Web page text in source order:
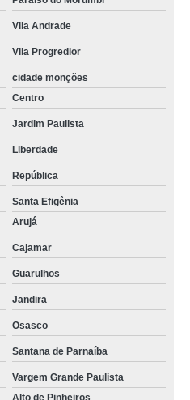
Vila Andrade
Vila Progredior
cidade monções
Centro
Jardim Paulista
Liberdade
República
Santa Efigênia
Arujá
Cajamar
Guarulhos
Jandira
Osasco
Santana de Parnaíba
Vargem Grande Paulista
Alto de Pinheiros